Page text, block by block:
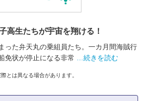
高生たちが宇宙を翔ける！
った弁天丸の乗組員たち。一カ月間海賊行
免状が停止になる非常
…続きを読む
とは異なる場合があります。